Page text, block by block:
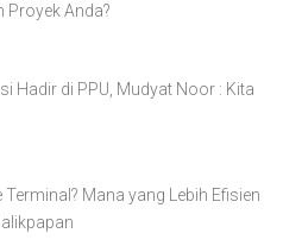
Proyek Anda?
Hadir di PPU, Mudyat Noor : Kita
Mana yang Lebih Efisien